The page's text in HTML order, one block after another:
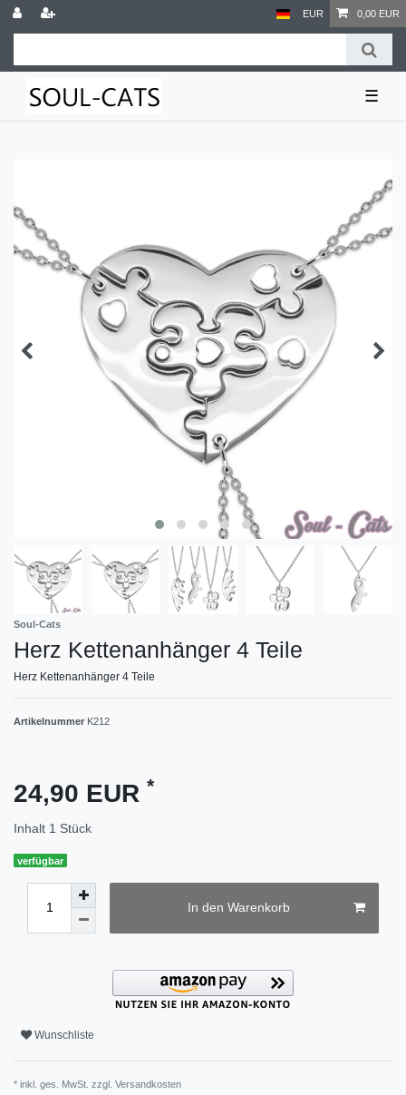
EUR 0,00 EUR
☰
Soul-Cats
Herz Kettenanhänger 4 Teile
Herz Kettenanhänger 4 Teile
Artikelnummer K212
24,90 EUR *
Inhalt 1 Stück
verfügbar
In den Warenkorb
Wunschliste
* inkl. ges. MwSt. zzgl. Versandkosten